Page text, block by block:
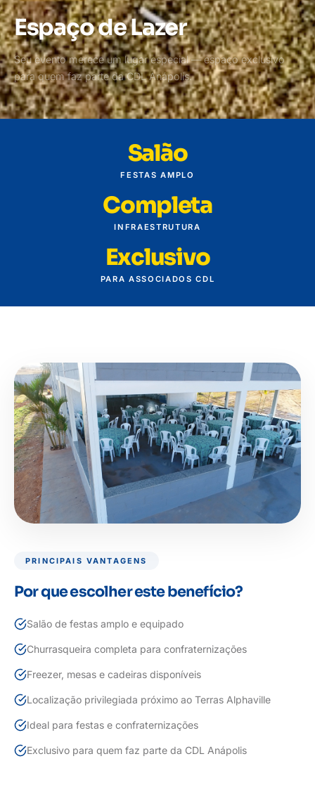
Espaço de Lazer
Seu evento merece um lugar especial — espaço exclusivo
para quem faz parte da CDL Anápolis.
Salão
FESTAS AMPLO
Completa
INFRAESTRUTURA
Exclusivo
PARA ASSOCIADOS CDL
PRINCIPAIS VANTAGENS
Por que escolher este benefício?
Salão de festas amplo e equipado
Churrasqueira completa para confraternizações
Freezer, mesas e cadeiras disponíveis
Localização privilegiada próximo ao Terras Alphaville
Ideal para festas e confraternizações
Exclusivo para quem faz parte da CDL Anápolis